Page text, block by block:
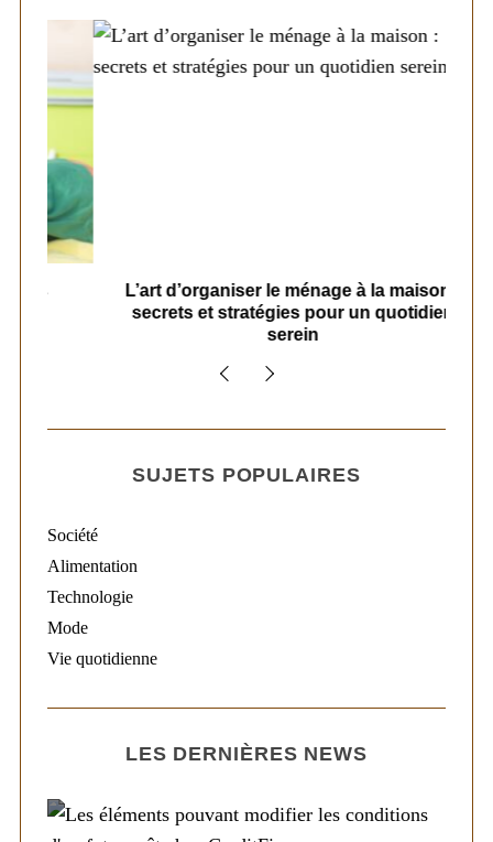
L’art d’organiser le ménage à la maison :
secrets et stratégies pour un quotidien
serein
SUJETS POPULAIRES
Société
Alimentation
Technologie
Mode
Vie quotidienne
LES DERNIÈRES NEWS